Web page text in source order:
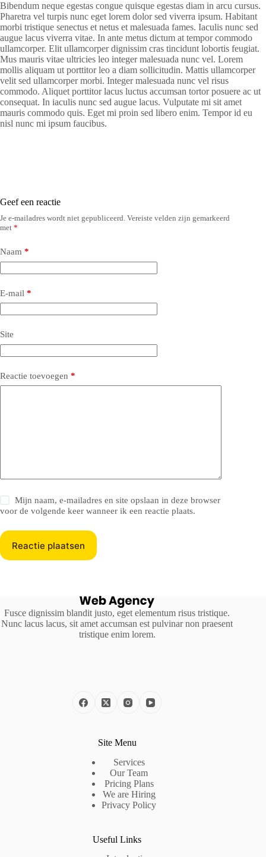
Bibendum neque egestas congue quisque egestas diam in arcu cursus.
Pharetra vel turpis nunc eget lorem dolor sed viverra ipsum. Habitant
morbi tristique senectus et netus et malesuada fames. Iaculis nunc sed
augue lacus viverra vitae. In ante metus dictum at tempor commodo
ullamcorper. Elit ullamcorper dignissim cras tincidunt lobortis feugiat.
Mus mauris vitae ultricies leo integer malesuada nunc vel. Lorem
mollis aliquam ut porttitor leo a diam sollicitudin. Mattis ullamcorper
velit sed ullamcorper morbi. Integer malesuada nunc vel risus
commodo. Aliquet porttitor lacus luctus accumsan tortor posuere ac ut
consequat. In iaculis nunc sed augue lacus. Vulputate mi sit amet
mauris commodo quis. Eget mi proin sed libero enim. Tempor id eu
nisl nunc mi ipsum faucibus.
Geef een reactie
Je e-mailadres wordt niet gepubliceerd. Vereiste velden zijn gemarkeerd
met *
Naam *
E-mail *
Site
Reactie toevoegen *
Mijn naam, e-mailadres en site opslaan in deze browser
voor de volgende keer wanneer ik een reactie plaats.
Reactie plaatsen
Fusce dignissim blandit justo, eget elementum risus tristique.
Nunc lacus lacus, sit amet accumsan est pulvinar non praesent
tristique enim lorem.
Site Menu
Services
Our Team
Pricing Plans
We are Hiring
Privacy Policy
Useful Links